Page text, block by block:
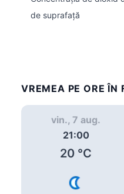
de suprafață
VREMEA PE ORE ÎN
vin., 7 aug.
21:00
20 °C